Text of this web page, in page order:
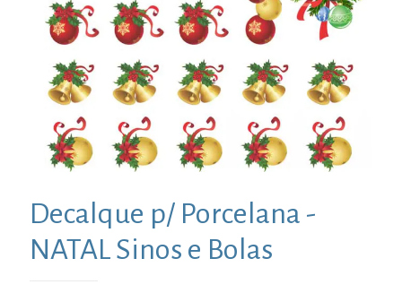
Decalque p/ Porcelana -
NATAL Sinos e Bolas